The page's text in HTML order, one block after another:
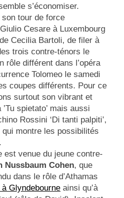
s’économiser.
tour de force
Cesare à Luxembourg
Cecilia Bartoli, de filer à
trois contre-ténors le
rôle différent dans l’opéra
Tolomeo le samedi
coupes différents. Pour ce
surtout son vibrant et
spietato’ mais aussi
Rossini ‘Di tanti palpiti’,
montre les possibilités
venue du jeune contre-
Nussbaum Cohen, que
dans le rôle d’Athamas
à Glyndebourne ainsi qu’à